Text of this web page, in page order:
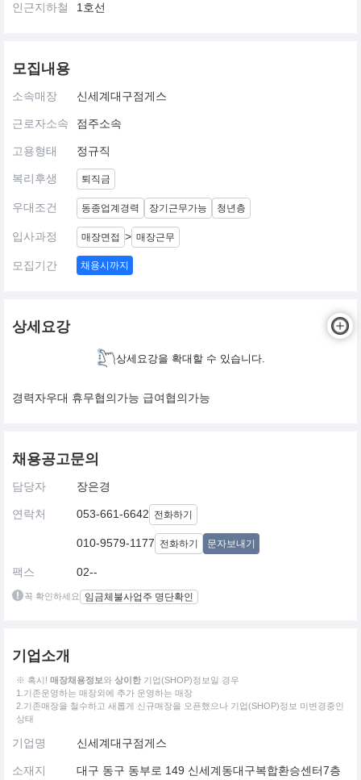
인근지하철 1호선
모집내용
소속매장 신세계대구점게스
근로자소속 점주소속
고용형태 정규직
복리후생 퇴직금
우대조건 동종업계경력 장기근무가능 청년층
입사과정 매장면접 > 매장근무
모집기간 채용시까지
상세요강
상세요강을 확대할 수 있습니다.
경력자우대 휴무협의가능 급여협의가능
채용공고문의
담당자 장은경
연락처 053-661-6642 전화하기
010-9579-1177 전화하기 문자보내기
팩스 02--
꼭 확인하세요 임금체불사업주 명단확인
기업소개
※ 혹시! 매장채용정보와 상이한 기업(SHOP)정보일 경우
1.기존운영하는 매장외에 추가 운영하는 매장
2.기존매장을 철수하고 새롭게 신규매장을 오픈했으나 기업(SHOP)정보 미변경중인
상태
기업명 신세계대구점게스
소재지
대구 동구 동부로 149 신세계동대구복합환승센터7층